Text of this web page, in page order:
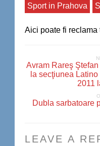
Sport in Prahova
Aici poate fi reclama
Avram Rareş
la secţiunea
2011
Dubla sarbatoare
LEAVE A